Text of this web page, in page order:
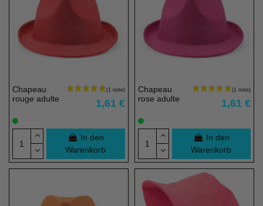
(3 noten)
Chapeau
rouge adulte
1,61 €
In den
Warenkorb
Chapeau
rose adulte
1,61 €
In den
Warenkorb